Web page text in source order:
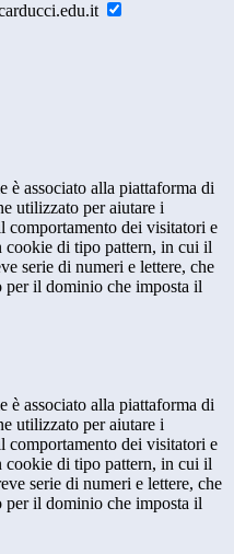
è associato alla piattaforma di
utilizzato per aiutare i
comportamento dei visitatori e
cookie di tipo pattern, in cui il
serie di numeri e lettere, che
il dominio che imposta il
è associato alla piattaforma di
utilizzato per aiutare i
comportamento dei visitatori e
cookie di tipo pattern, in cui il
serie di numeri e lettere, che
il dominio che imposta il